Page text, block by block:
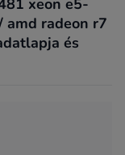
xeon e5-
amd radeon r7
és